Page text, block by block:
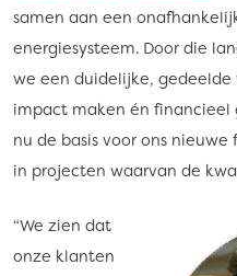
samen aan een
energiesysteem. Door die
we een duidelijke,
impact maken én financieel
nu de basis voor ons
in projecten waarvan de
“We zien dat
onze klanten